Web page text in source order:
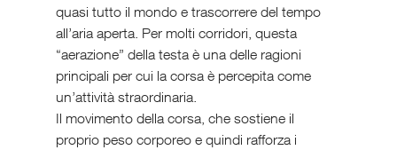
quasi tutto il mondo e trascorrere del tempo
all’aria aperta. Per molti corridori, questa
“aerazione” della testa è una delle ragioni
principali per cui la corsa è percepita come
un’attività straordinaria.
Il movimento della corsa, che sostiene il
proprio peso corporeo e quindi rafforza i